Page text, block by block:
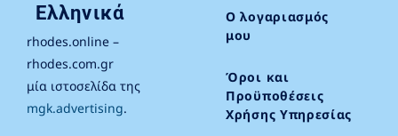
Ελληνικά
rhodes.online –
rhodes.com.gr
μία ιστοσελίδα της
mgk.advertising.
Ο λογαριασμός
μου
Όροι και
Προϋποθέσεις
Χρήσης Υπηρεσίας